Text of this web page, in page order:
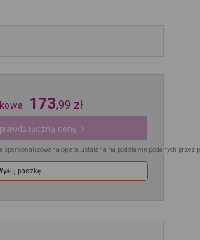
173,99 zł
łączną cenę
spersonalizowana opłata ustalana na podstawie podanych przez
paczkę